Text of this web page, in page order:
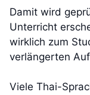
Damit wird
Unterricht
wirklich zum
verlängerten
Viele Thai-